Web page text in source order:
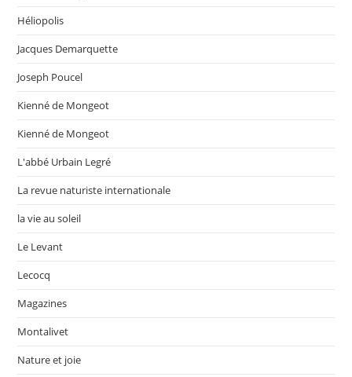
Héliopolis
Jacques Demarquette
Joseph Poucel
Kienné de Mongeot
Kienné de Mongeot
L'abbé Urbain Legré
La revue naturiste internationale
la vie au soleil
Le Levant
Lecocq
Magazines
Montalivet
Nature et joie